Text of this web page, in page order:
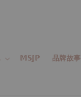
𝕄𝕊𝕁ℙ 品牌故事